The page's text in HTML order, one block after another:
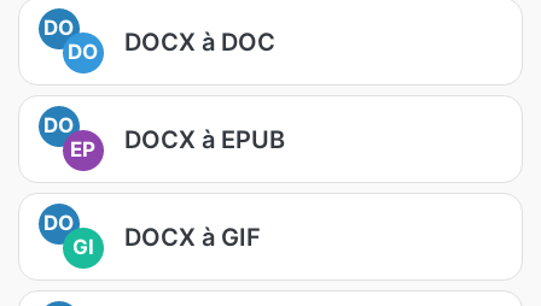
DO
DO
DOCX à DOC
DO
EP
DOCX à EPUB
DO
GI
DOCX à GIF